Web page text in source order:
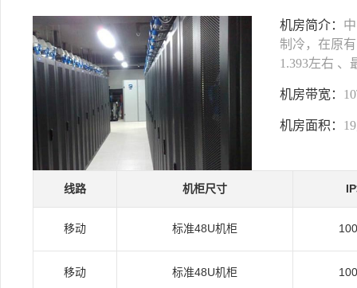
机房简介：
制冷，在原
1.393左右 、
机房带宽：
机房面积：
线路 机柜尺寸
移动 标准48U机柜
移动 标准48U机柜